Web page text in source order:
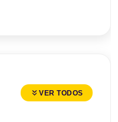
VER TODOS